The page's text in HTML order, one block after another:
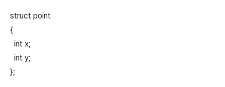
struct point
{
int x;
int y;
};